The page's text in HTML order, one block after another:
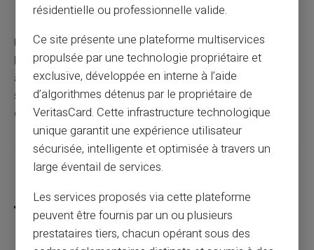
Que le solde de la carte est suffisant
Unecarte prépayée utilisable pour les paiements en
ligne, limitée au montant chargé et protégée par
authentification sécurisée, peut donc être utilisée sur un
site de rencontres si celui-ci accepte le réseau
correspondant.
Partager cet article
résidentielle ou professionnelle valide.
Ce site présente une plateforme multiservices
propulsée par une technologie propriétaire et
exclusive, développée en interne à l’aide
d’algorithmes détenus par le propriétaire de
VeritasCard. Cette infrastructure technologique
unique garantit une expérience utilisateur
sécurisée, intelligente et optimisée à travers un
large éventail de services.
Les services proposés via cette plateforme
peuvent être fournis par un ou plusieurs
prestataires tiers, chacun opérant sous des